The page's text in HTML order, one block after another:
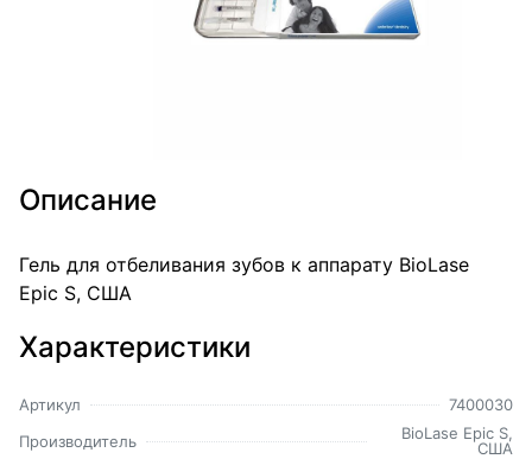
Описание
Гель для отбеливания зубов к аппарату BioLase
Epic S, CША
Характеристики
Артикул
7400030
Производитель
BioLase Epic S,
CША